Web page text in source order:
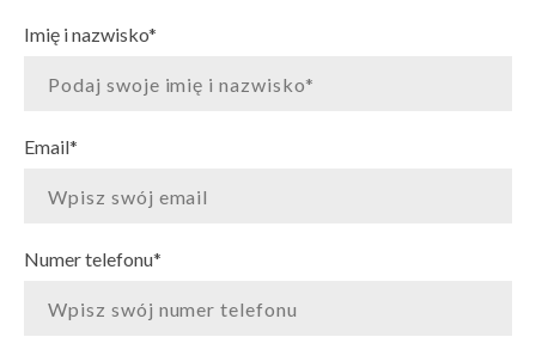
Imię i nazwisko*
Email*
Numer telefonu*